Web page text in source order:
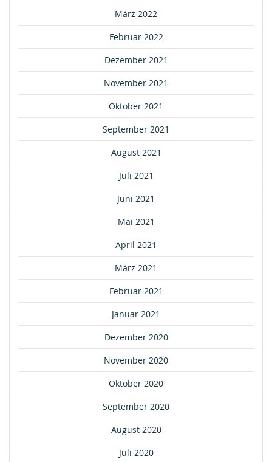
März 2022
Februar 2022
Dezember 2021
November 2021
Oktober 2021
September 2021
August 2021
Juli 2021
Juni 2021
Mai 2021
April 2021
März 2021
Februar 2021
Januar 2021
Dezember 2020
November 2020
Oktober 2020
September 2020
August 2020
Juli 2020